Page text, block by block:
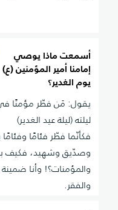
أسمعت ماذا يوصي
إمامنا أمير المؤمنين (ع)
يوم الغدير؟
يقول: مَن فطّر مؤمنًا
ليلته (ليلة عيد الغدير)
فكأنّما فطّر فئامًا
وصدّيق وشهيد، فكيف
والمؤمنات؟! وأنا
والفقر.